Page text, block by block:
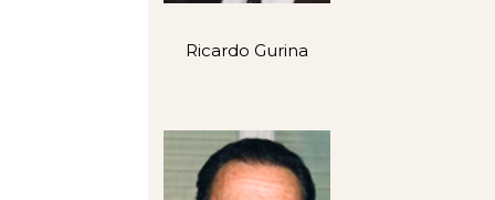
Ricardo Gurina